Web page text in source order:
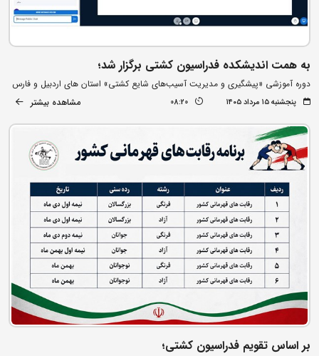
به همت اندیشکده فدراسیون کشتی برگزار شد؛
دوره آموزشی «پیشگیری و مدیریت آسیب‌های شایع کشتی» استان های اردبیل و فارس
پنجشنبه ۱۵ مرداد ۱۴۰۵ 08:20 مشاهده بیشتر
بر اساس تقویم فدراسیون کشتی؛